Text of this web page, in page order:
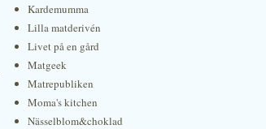
Kardemumma
Lilla matderivén
Livet på en gård
Matgeek
Matrepubliken
Moma's kitchen
Nässelblom&choklad